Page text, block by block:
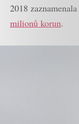
2018 zaznamenala
milionů korun.